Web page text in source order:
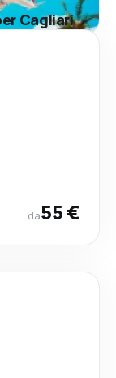
Cagliari
da55 €